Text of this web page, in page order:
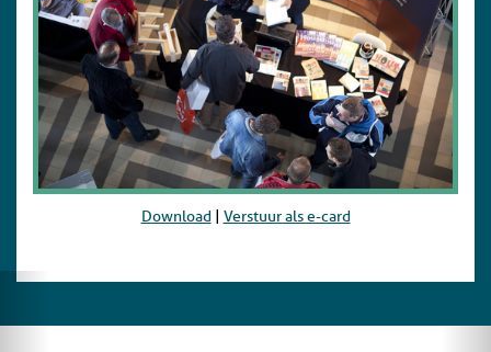
Download| Verstuur als e-card